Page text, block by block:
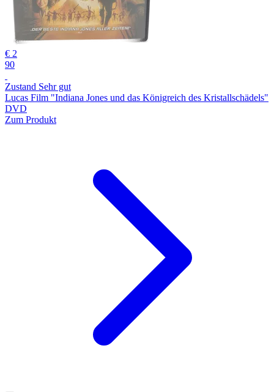
€ 2
90
Zustand Sehr gut
Lucas Film "Indiana Jones und das Königreich des Kristallschädels"
DVD
Zum Produkt